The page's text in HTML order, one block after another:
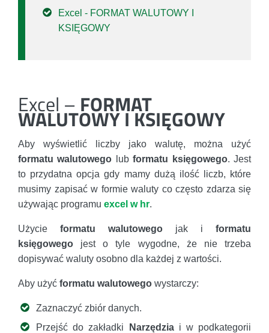
Excel - FORMAT WALUTOWY I
KSIĘGOWY
Excel – FORMAT
WALUTOWY I KSIĘGOWY
Aby wyświetlić liczby jako walutę, można użyć
formatu walutowego
lubformatu księgowego. Jest
to przydatna opcja gdy mamy dużą ilość liczb, które
musimy zapisać w formie waluty co często zdarza się
używając programu excel w hr.
Użycie formatu walutowego jak i formatu
księgowego jest o tyle wygodne, że nie trzeba
dopisywać waluty osobno dla każdej z wartości.
Aby użyć formatu walutowego wystarczy:
Zaznaczyć zbiór danych.
Przejść do zakładki
Narzędziai w podkategorii